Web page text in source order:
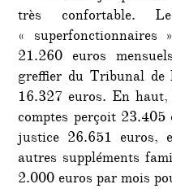
très confortable.
« superfonctionnaires
21.260 euros
greffier du Tribunal de
16.327 euros. En
comptes perçoit
justice 26.651 euros,
autres suppléments
2.000 euros par mois